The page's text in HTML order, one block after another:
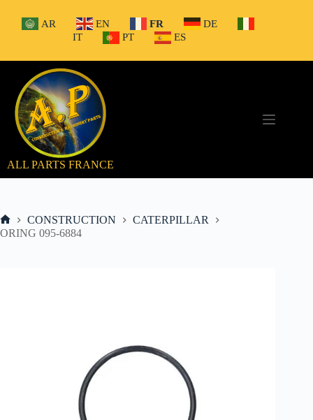
contenu
AR EN FR
DE
IT
PT ES
ALL PARTS FRANCE
Accueil
CONSTRUCTION
CATERPILLAR
ORING 095-6884